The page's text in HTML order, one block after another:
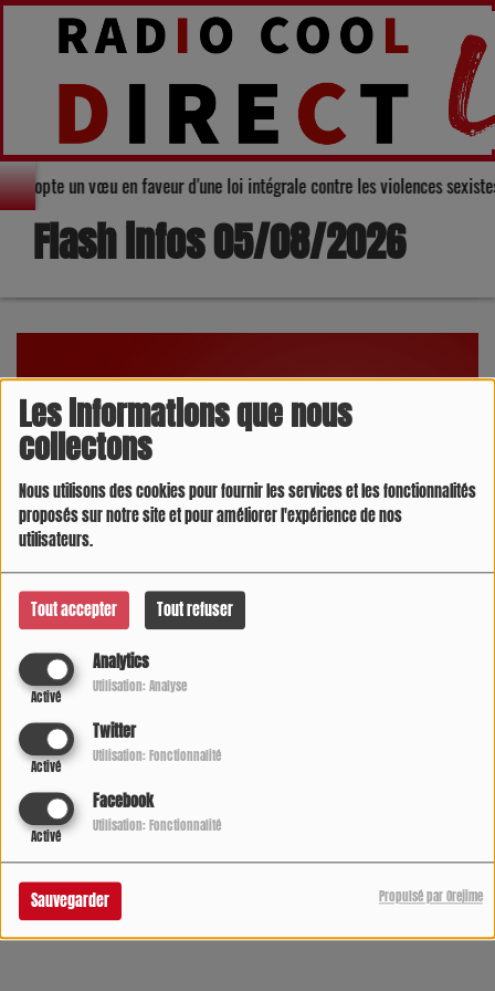
Les informations que nous
collectons
Nous utilisons des cookies pour fournir les services et les fonctionnalités
proposés sur notre site et pour améliorer l'expérience de nos
utilisateurs.
Tout accepter Tout refuser
Analytics
Activé
Utilisation: Analyse
Twitter
Activé
Utilisation: Fonctionnalité
Facebook
Activé
Utilisation: Fonctionnalité
Sauvegarder Propulsé par Orejime
adopte un vœu en faveur d'une loi intégrale contre les violences
Flash infos 05/08/2026
05 AOÛT 2026 - 666659 VUES
Écouter le podcast Télécharger le podcast
L'infos sur radio COOL DIRECT de 7h à 21h